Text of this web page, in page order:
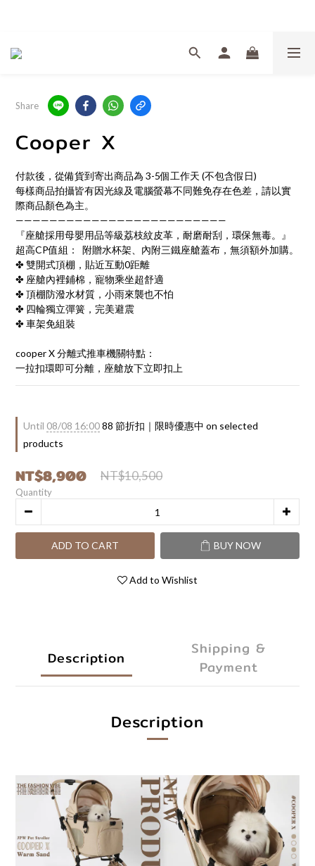
Share
Cooper X
付款後，從備貨到寄出商品為 3-5個工作天 (不包含假日)
每樣商品拍攝皆有因光線及電腦螢幕不同難免存在色差，請以實
際商品顏色為主。
—————————————————————————
『座艙採用母嬰用品等級荔枝紋皮革，耐磨耐刮，環保無毒。』
超高CP值組：  附贈水杯架、內附三鐵座艙蓋布，無須額外加購。
✤ 雙開式頂棚，貼近互動0距離
✤ 座艙內裡鋪棉，寵物乘坐超舒適
✤ 頂棚防潑水材質，小雨來襲也不怕
✤ 四輪獨立彈簧，完美避震
✤ 車架免組裝
cooper X 分離式推車機關特點：
一拉扣環即可分離，座艙放下立即扣上
Until 08/08 16:0088 節折扣｜限時優惠中 on selected
products
NT$8,900 NT$10,500
Quantity
ADD TO CART BUY NOW
Add to Wishlist
Description
Shipping &
Payment
Description